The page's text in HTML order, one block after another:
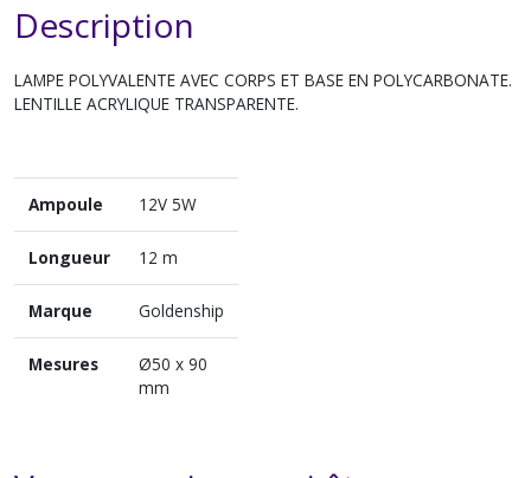
Description
LAMPE POLYVALENTE AVEC CORPS ET BASE EN POLYCARBONATE.
LENTILLE ACRYLIQUE TRANSPARENTE.
Ampoule 12V 5W
Longueur 12 m
Marque Goldenship
Mesures
Ø50 x 90
mm